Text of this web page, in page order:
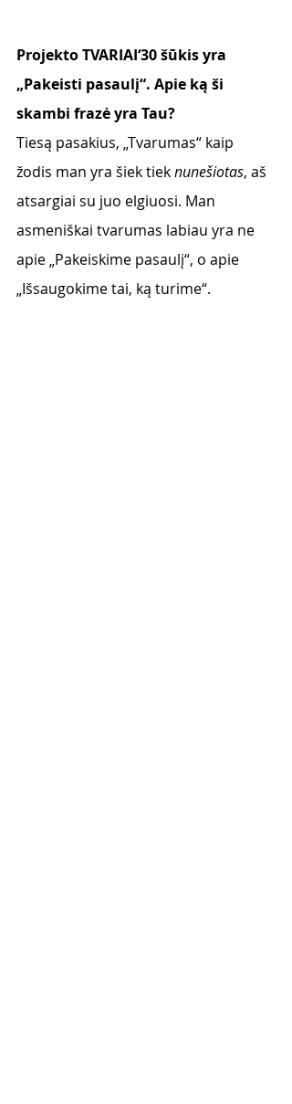
Projekto TVARIAI‘30 šūkis yra
„Pakeisti pasaulį“. Apie ką ši
skambi frazė yra Tau?
Tiesą pasakius, „Tvarumas“ kaip
žodis man yra šiek tiek nunešiotas, aš
atsargiai su juo elgiuosi. Man
asmeniškai tvarumas labiau yra ne
apie „Pakeiskime pasaulį“, o apie
„Išsaugokime tai, ką turime“.